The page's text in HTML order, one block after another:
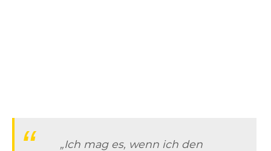
„Ich mag es, wenn ich den